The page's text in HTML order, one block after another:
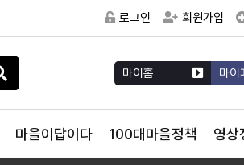
로그인 회원가입
마이홈 마이
마을이답이다 100대마을정책 영상